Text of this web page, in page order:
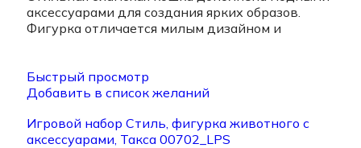
аксессуарами для создания ярких образов.
Фигурка отличается милым дизайном и
Быстрый просмотр
Добавить в список желаний
Игровой набор Стиль, фигурка животного с
аксессуарами, Такса 00702_LPS